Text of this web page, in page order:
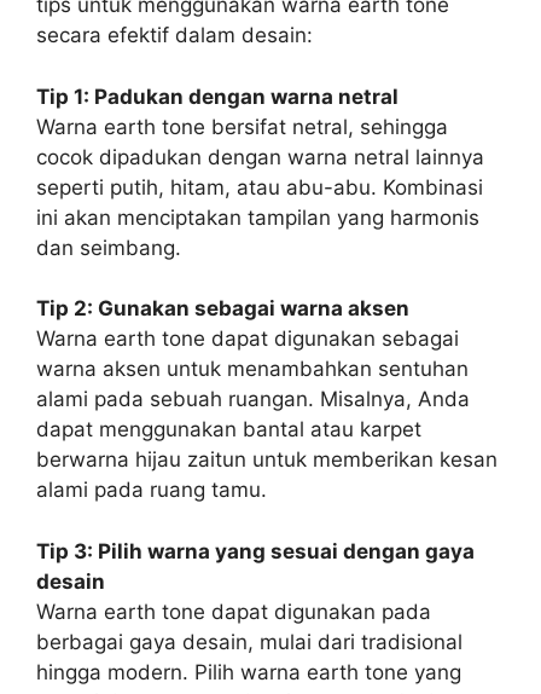
tips untuk menggunakan warna earth tone
secara efektif dalam desain:
Tip 1: Padukan dengan warna netral
Warna earth tone bersifat netral, sehingga
cocok dipadukan dengan warna netral lainnya
seperti putih, hitam, atau abu-abu. Kombinasi
ini akan menciptakan tampilan yang harmonis
dan seimbang.
Tip 2: Gunakan sebagai warna aksen
Warna earth tone dapat digunakan sebagai
warna aksen untuk menambahkan sentuhan
alami pada sebuah ruangan. Misalnya, Anda
dapat menggunakan bantal atau karpet
berwarna hijau zaitun untuk memberikan kesan
alami pada ruang tamu.
Tip 3: Pilih warna yang sesuai dengan gaya
desain
Warna earth tone dapat digunakan pada
berbagai gaya desain, mulai dari tradisional
hingga modern. Pilih warna earth tone yang